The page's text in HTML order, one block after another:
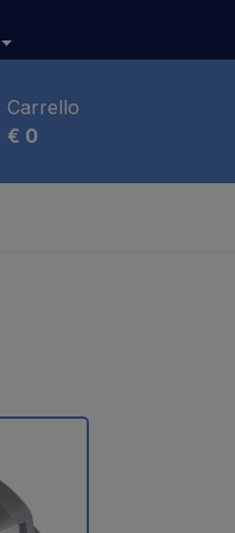
Carrello
€ 0